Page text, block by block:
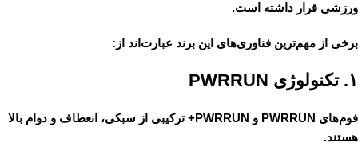
ورزشی قرار داشته است.
برخی از مهم‌ترین فناوری‌های این برند عبارت‌اند از:
۱. تکنولوژی PWRRUN
فوم‌های PWRRUN و PWRRUN+
ترکیبی از سبکی، انعطاف و دوام بالا
هستند.